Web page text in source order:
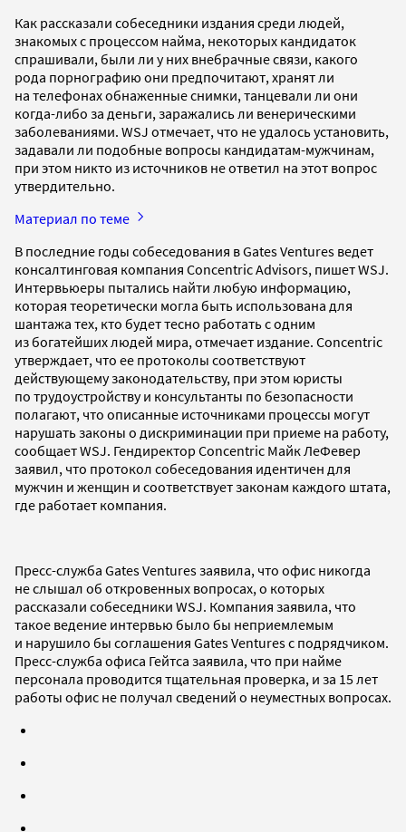
Как рассказали собеседники издания среди людей,
знакомых с процессом найма, некоторых кандидаток
спрашивали, были ли у них внебрачные связи, какого
рода порнографию они предпочитают, хранят ли
на телефонах обнаженные снимки, танцевали ли они
когда-либо за деньги, заражались ли венерическими
заболеваниями. WSJ отмечает, что не удалось установить,
задавали ли подобные вопросы кандидатам-мужчинам,
при этом никто из источников не ответил на этот вопрос
утвердительно.
Материал по теме
В последние годы собеседования в Gates Ventures ведет
консалтинговая компания Concentric Advisors, пишет WSJ.
Интервьюеры пытались найти любую информацию,
которая теоретически могла быть использована для
шантажа тех, кто будет тесно работать с одним
из богатейших людей мира, отмечает издание. Concentric
утверждает, что ее протоколы соответствуют
действующему законодательству, при этом юристы
по трудоустройству и консультанты по безопасности
полагают, что описанные источниками процессы могут
нарушать законы о дискриминации при приеме на работу,
сообщает WSJ. Гендиректор Concentric Майк ЛеФевер
заявил, что протокол собеседования идентичен для
мужчин и женщин и соответствует законам каждого штата,
где работает компания.
Пресс-служба Gates Ventures заявила, что офис никогда
не слышал об откровенных вопросах, о которых
рассказали собеседники WSJ. Компания заявила, что
такое ведение интервью было бы неприемлемым
и нарушило бы соглашения Gates Ventures с подрядчиком.
Пресс-служба офиса Гейтса заявила, что при найме
персонала проводится тщательная проверка, и за 15 лет
работы офис не получал сведений о неуместных вопросах.